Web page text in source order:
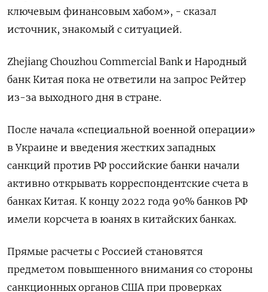
ключевым финансовым хабом», - сказал
источник, знакомый с ситуацией.
Zhejiang Chouzhou Commercial Bank и Народный
банк Китая пока не ответили на запрос Рейтер
из-за выходного дня в стране.
После начала «специальной военной операции»
в Украине и введения жестких западных
санкций против РФ российские банки начали
активно открывать корреспондентские счета в
банках Китая. К концу 2022 года 90% банков РФ
имели корсчета в юанях в китайских банках.
Прямые расчеты с Россией становятся
предметом повышенного внимания со стороны
санкционных органов США при проверках